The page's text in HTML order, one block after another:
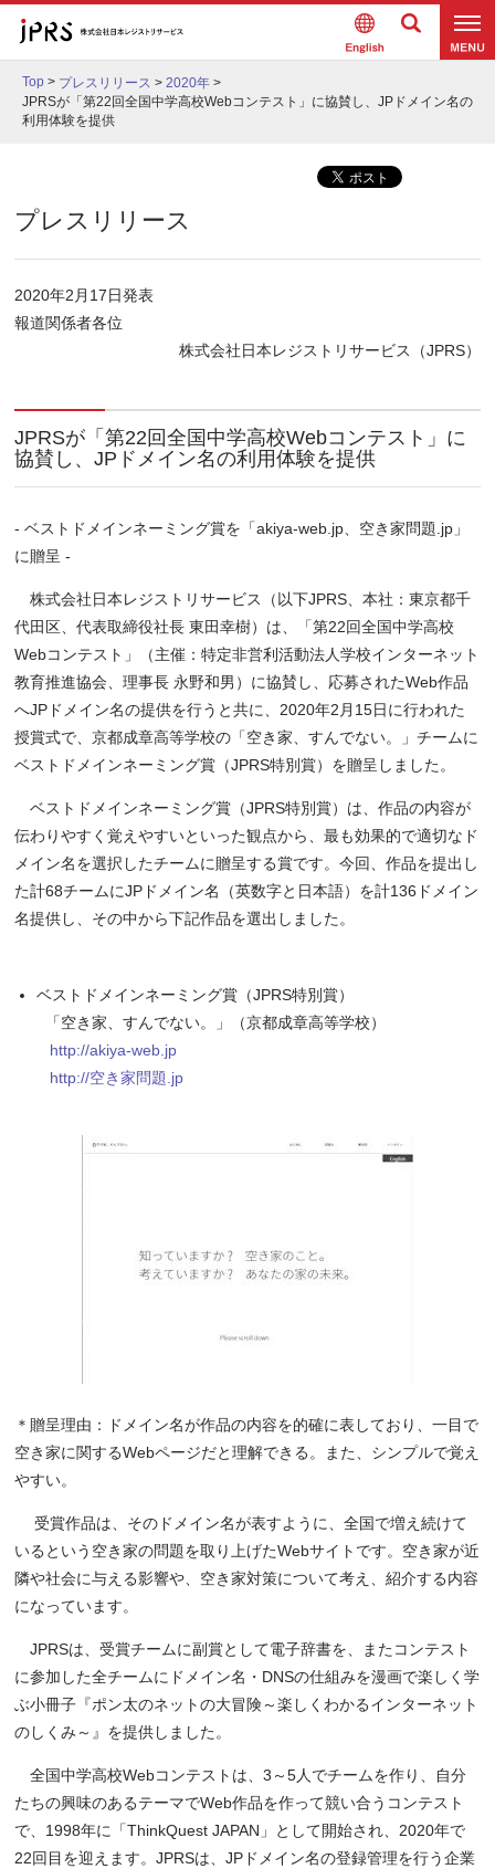
Englis 検索
Top > プレスリリース > 2020年 >
JPRSが「第22回全国中学高校Webコンテスト」に協賛し、JPドメイン名の
利用体験を提供
プレスリリース
2020年2月17日発表
報道関係者各位
株式会社日本レジストリサービス（JPRS）
JPRSが「第22回全国中学高校Webコンテスト」に
協賛し、JPドメイン名の利用体験を提供
‐ ベストドメインネーミング賞を「akiya-web.jp、空き家問題.jp」
に贈呈 ‐
株式会社日本レジストリサービス（以下JPRS、本社：東京都千
代田区、代表取締役社長 東田幸樹）は、「第22回全国中学高校
Webコンテスト」（主催：特定非営利活動法人学校インターネット
教育推進協会、理事長 永野和男）に協賛し、応募されたWeb作品
へJPドメイン名の提供を行うと共に、2020年2月15日に行われた
授賞式で、京都成章高等学校の「空き家、すんでない。」チームに
ベストドメインネーミング賞（JPRS特別賞）を贈呈しました。
ベストドメインネーミング賞（JPRS特別賞）は、作品の内容が
伝わりやすく覚えやすいといった観点から、最も効果的で適切なド
メイン名を選択したチームに贈呈する賞です。今回、作品を提出し
た計68チームにJPドメイン名（英数字と日本語）を計136ドメイン
名提供し、その中から下記作品を選出しました。
ベストドメインネーミング賞（JPRS特別賞）
「空き家、すんでない。」（京都成章高等学校）
http://akiya-web.jp
http://空き家問題.jp
＊贈呈理由：ドメイン名が作品の内容を的確に表しており、一目で
空き家に関するWebページだと理解できる。また、シンプルで覚え
やすい。
受賞作品は、そのドメイン名が表すように、全国で増え続けて
いるという空き家の問題を取り上げたWebサイトです。空き家が近
隣や社会に与える影響や、空き家対策について考え、紹介する内容
になっています。
JPRSは、受賞チームに副賞として電子辞書を、またコンテスト
に参加した全チームにドメイン名・DNSの仕組みを漫画で楽しく学
ぶ小冊子『ポン太のネットの大冒険～楽しくわかるインターネット
のしくみ～』を提供しました。
全国中学高校Webコンテストは、3～5人でチームを作り、自分
たちの興味のあるテーマでWeb作品を作って競い合うコンテスト
で、1998年に「ThinkQuest JAPAN」として開始され、2020年で
22回目を迎えます。JPRSは、JPドメイン名の登録管理を行う企業